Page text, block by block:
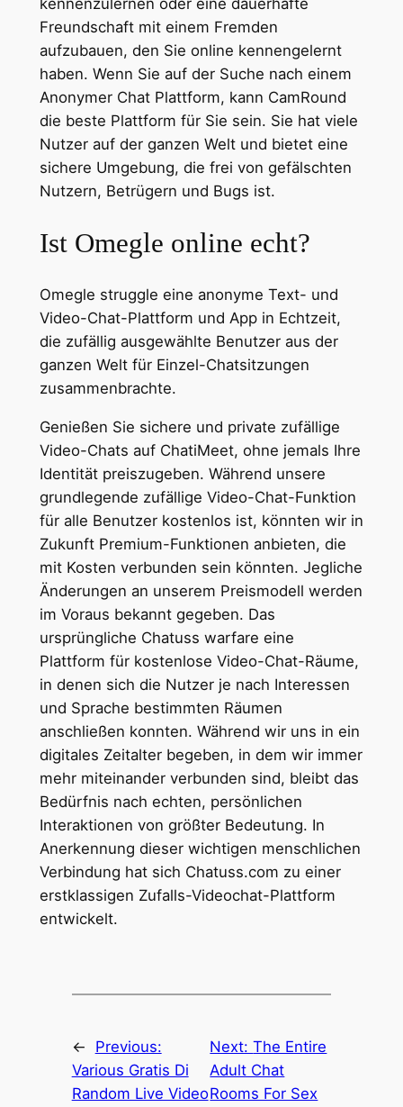
kennenzulernen oder eine dauerhafte
Freundschaft mit einem Fremden
aufzubauen, den Sie online kennengelernt
haben. Wenn Sie auf der Suche nach einem
Anonymer Chat Plattform, kann CamRound
die beste Plattform für Sie sein. Sie hat viele
Nutzer auf der ganzen Welt und bietet eine
sichere Umgebung, die frei von gefälschten
Nutzern, Betrügern und Bugs ist.
Ist Omegle online echt?
Omegle struggle eine anonyme Text- und
Video-Chat-Plattform und App in Echtzeit,
die zufällig ausgewählte Benutzer aus der
ganzen Welt für Einzel-Chatsitzungen
zusammenbrachte.
Genießen Sie sichere und private zufällige
Video-Chats auf ChatiMeet, ohne jemals Ihre
Identität preiszugeben. Während unsere
grundlegende zufällige Video-Chat-Funktion
für alle Benutzer kostenlos ist, könnten wir in
Zukunft Premium-Funktionen anbieten, die
mit Kosten verbunden sein könnten. Jegliche
Änderungen an unserem Preismodell werden
im Voraus bekannt gegeben. Das
ursprüngliche Chatuss warfare eine
Plattform für kostenlose Video-Chat-Räume,
in denen sich die Nutzer je nach Interessen
und Sprache bestimmten Räumen
anschließen konnten. Während wir uns in ein
digitales Zeitalter begeben, in dem wir immer
mehr miteinander verbunden sind, bleibt das
Bedürfnis nach echten, persönlichen
Interaktionen von größter Bedeutung. In
Anerkennung dieser wichtigen menschlichen
Verbindung hat sich Chatuss.com zu einer
erstklassigen Zufalls-Videochat-Plattform
entwickelt.
←
Previous:
Various Gratis Di
Random Live Video
Next:The Entire
Adult Chat
Rooms For Sex